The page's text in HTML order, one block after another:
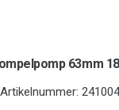
63mm
Artikelnummer: